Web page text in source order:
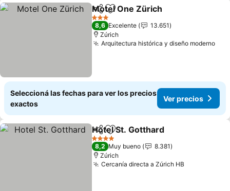
CompartirAñadir a favoritos
Motel One Zürich
3 Estrellas
8,6 Excelente
13.651
Zúrich
Arquitectura histórica y diseño moderno
Seleccioná las fechas para ver los precios
exactos
Ver precios
CompartirAñadir a favoritos
Hotel St. Gotthard
4 Estrellas
8,2 Muy bueno
8.381
Zúrich
Cercanía directa a Zúrich HB